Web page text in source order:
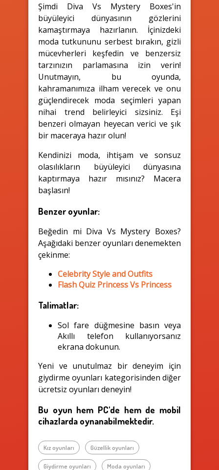
Şimdi Diva Vs Mystery Boxes'in
büyüleyici dünyasının gözlerini
kamaştırmaya hazırlanın. İçinizdeki
moda tutkununu serbest bırakın, gizli
mücevherleri keşfedin ve benzersiz
tarzınızın parlamasına izin verin!
Unutmayın, bu oyunda,
kahramanımıza ilham verecek ve onu
güçlendirecek moda seçimleri yapan
nihai trend belirleyici sizsiniz. Eşi
benzeri olmayan heyecan verici ve şık
bir maceraya hazır olun!
Kendinizi moda, ihtişam ve sonsuz
olasılıkların büyüleyici dünyasına
kaptırmaya hazır mısınız? Macera
başlasın!
Benzer oyunlar:
Beğedin mi Diva Vs Mystery Boxes?
Aşağıdaki benzer oyunları denemekten
çekinme:
Celebrity Style and Outfits
Flash Quiz Princess Vs Princess
Talimatlar:
Sol fare düğmesine basın veya
Akıllı telefon kullanıyorsanız
ekrana dokunun.
Yeni ve unutulmaz bir deneyim için
giydirme oyunları kategorisinden diğer
ücretsiz oyunları deneyin!
Bu oyun hem PC'de hem de mobil
cihazlarda oynanabilmektedir.
Kız oyunları Güzellik oyunları
Giydirme oyunları Moda oyunları